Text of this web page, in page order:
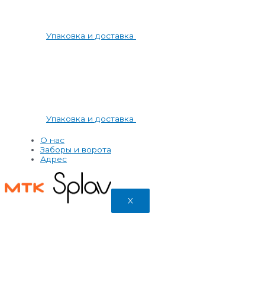
Упаковка и доставка
Упаковка и доставка
О нас
Заборы и ворота
Адрес
X